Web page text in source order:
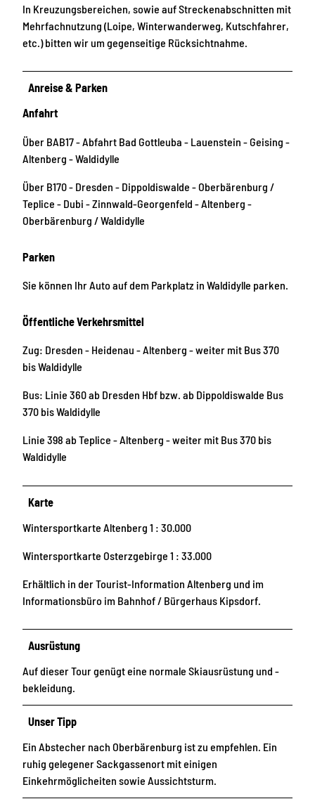
In Kreuzungsbereichen, sowie auf Streckenabschnitten mit
Mehrfachnutzung (Loipe, Winterwanderweg, Kutschfahrer,
etc.) bitten wir um gegenseitige Rücksichtnahme.
Anreise & Parken
Anfahrt
Über BAB17 - Abfahrt Bad Gottleuba - Lauenstein - Geising -
Altenberg - Waldidylle
Über B170 - Dresden - Dippoldiswalde - Oberbärenburg /
Teplice - Dubi - Zinnwald-Georgenfeld - Altenberg -
Oberbärenburg / Waldidylle
Parken
Sie können Ihr Auto auf dem Parkplatz in Waldidylle parken.
Öffentliche Verkehrsmittel
Zug: Dresden - Heidenau - Altenberg - weiter mit Bus 370
bis Waldidylle
Bus: Linie 360 ab Dresden Hbf bzw. ab Dippoldiswalde Bus
370 bis Waldidylle
Linie 398 ab Teplice - Altenberg - weiter mit Bus 370 bis
Waldidylle
Karte
Wintersportkarte Altenberg 1 : 30.000
Wintersportkarte Osterzgebirge 1 : 33.000
Erhältlich in der Tourist-Information Altenberg und im
Informationsbüro im Bahnhof / Bürgerhaus Kipsdorf.
Ausrüstung
Auf dieser Tour genügt eine normale Skiausrüstung und -
bekleidung.
Unser Tipp
Ein Abstecher nach Oberbärenburg ist zu empfehlen. Ein
ruhig gelegener Sackgassenort mit einigen
Einkehrmöglicheiten sowie Aussichtsturm.